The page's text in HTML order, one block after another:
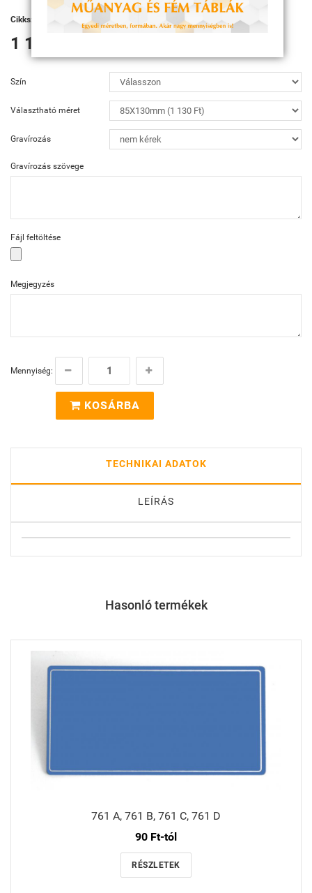
Cikkszám: G241, G242, G243
1 130 Ft
Szín
Választható méret
Gravírozás
Gravírozás szövege
Fájl feltöltése
Megjegyzés
Mennyiség:
KOSÁRBA
TECHNIKAI ADATOK
LEÍRÁS
Hasonló termékek
761 A, 761 B, 761 C, 761 D
90 Ft-tól
RÉSZLETEK